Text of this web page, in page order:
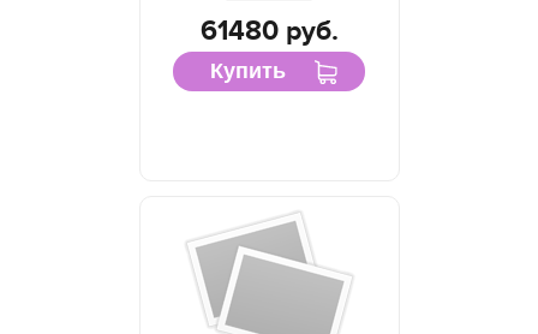
61480 руб.
Купить